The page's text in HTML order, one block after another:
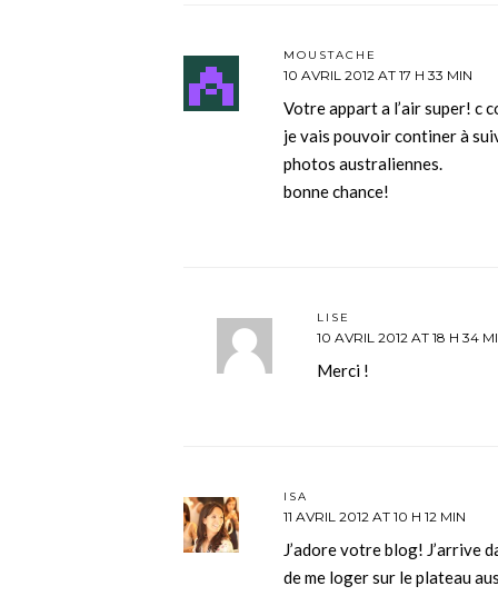
MOUSTACHE
10 AVRIL 2012 AT 17 H 33 MIN
Votre appart a l’air super! c
je vais pouvoir continer à
photos australiennes.
bonne chance!
LISE
10 AVRIL 2012 AT 18 H 34
Merci !
ISA
11 AVRIL 2012 AT 10 H 12 MIN
J’adore votre blog! J’arrive
de me loger sur le plateau